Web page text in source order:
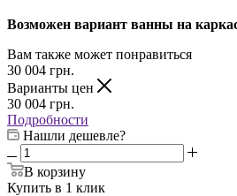
Возможен вариант ванны на
Вам также может понравиться
30 004 грн.
Варианты цен
30 004 грн.
Подробности
Нашли дешевле?
В корзину
Купить в 1 клик